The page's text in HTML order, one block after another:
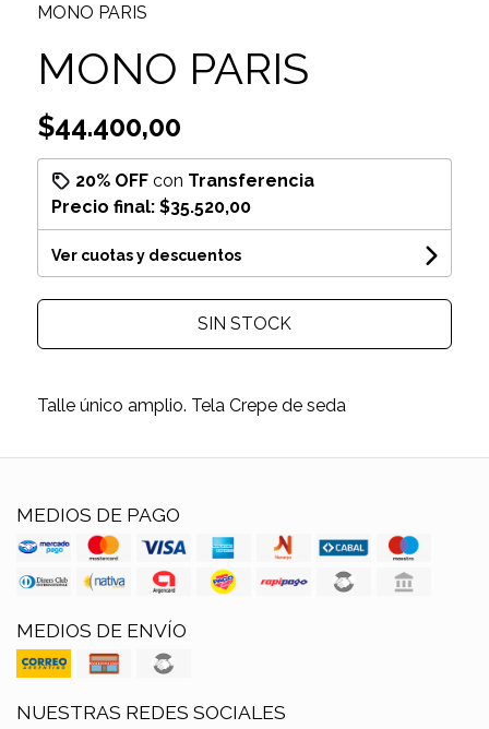
MONO PARIS
MONO PARIS
$44.400,00
20% OFFcon Transferencia
Precio final: $35.520,00
Ver cuotas y descuentos
SIN STOCK
Talle único amplio. Tela Crepe de seda
MEDIOS DE PAGO
MEDIOS DE ENVÍO
NUESTRAS REDES SOCIALES